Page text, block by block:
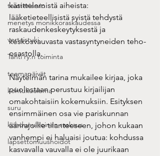
teatteriarvio
menetys monikkoraskaudessa
vertaistuki
Tähti ry:n toiminta
teemapäivät
kohtukuolema
suru
kohdunulkoinen raskaus
lapsettomuushoidot
käsittelemistä aiheista:
lääketieteellisistä syistä tehdystä
raskaudenkeskeytyksestä ja
keskosvauvasta vastasyntyneiden teho-
osastolla.
Näytelmän tarina mukailee kirjaa, joka
puolestaan perustuu kirjailijan
omakohtaisiin kokemuksiin. Esityksen
ensimmäinen osa vie pariskunnan
äärirajoille tilanteeseen, johon kukaan
vanhempi ei haluaisi joutua: kohdussa
kasvavalla vauvalla ei ole juurikaan